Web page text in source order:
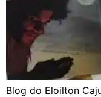
Blog do Eloilton